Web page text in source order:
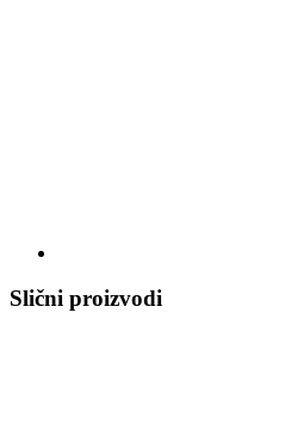
Slični proizvodi